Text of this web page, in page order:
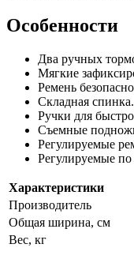
Особенности
Два ручных
Мягкие
Ремень
Складная спинка.
Ручки для
Съемные
Регулируемые
Регулируемые
Характеристики
Производитель
Общая ширина, см
Вес, кг